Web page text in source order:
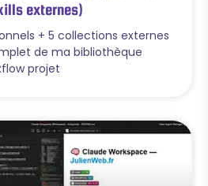
externes)
+ 5 collections externes
de ma bibliothèque
projet